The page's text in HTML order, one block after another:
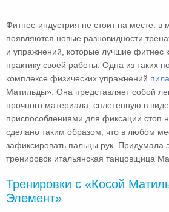
Фитнес-индустрия не стоит на месте: в
появляются новые разновидности
и упражнений, которые лучшие фитнес
практику своей работы. Одна из таких
комплексе физических упражнений
Матильды». Она представляет собой
прочного материала, сплетенную в
приспособлениями для фиксации стоп
сделано таким образом, что в любом
зафиксировать пальцы рук. Придумала
тренировок итальянская танцовщица
Тренировки с «Косой
Элемент»